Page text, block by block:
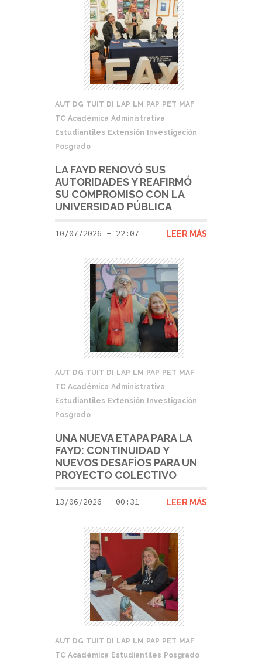
AUT DG TUIT DI LAP LM PAP PET MAF
TC Académica Administrativa
Estudiantiles Extensión Investigación
Posgrado
LA FAYD RENOVÓ SUS
AUTORIDADES Y REAFIRMÓ
SU COMPROMISO CON LA
UNIVERSIDAD PÚBLICA
10/07/2026 - 22:07 LEER MÁS
AUT DG TUIT DI LAP LM PAP PET MAF
TC Académica Administrativa
Estudiantiles Extensión Investigación
Posgrado
UNA NUEVA ETAPA PARA LA
FAYD: CONTINUIDAD Y
NUEVOS DESAFÍOS PARA UN
PROYECTO COLECTIVO
13/06/2026 - 00:31 LEER MÁS
AUT DG TUIT DI LAP LM PAP PET MAF
TC Académica Estudiantiles Posgrado